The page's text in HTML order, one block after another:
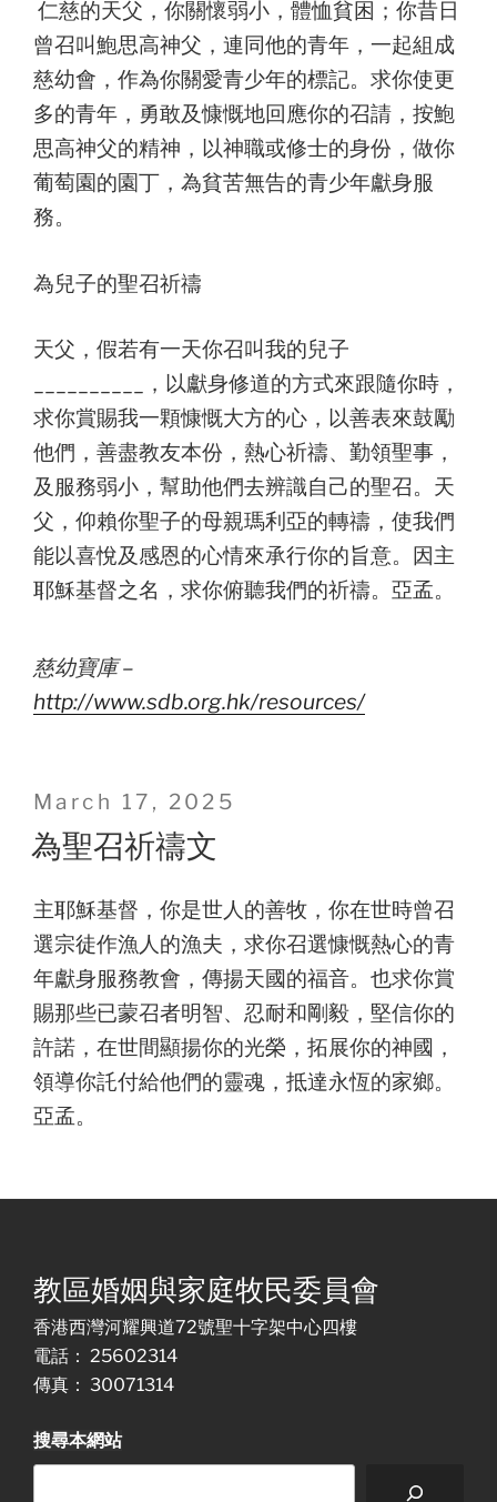
仁慈的天父，你關懷弱小，體恤貧困；你昔日
曾召叫鮑思高神父，連同他的青年，一起組成
慈幼會，作為你關愛青少年的標記。求你使更
多的青年，勇敢及慷慨地回應你的召請，按鮑
思高神父的精神，以神職或修士的身份，做你
葡萄園的園丁，為貧苦無告的青少年獻身服
務。
為兒子的聖召祈禱
天父，假若有一天你召叫我的兒子
__________，以獻身修道的方式來跟隨你時，
求你賞賜我一顆慷慨大方的心，以善表來鼓勵
他們，善盡教友本份，熱心祈禱、勤領聖事，
及服務弱小，幫助他們去辨識自己的聖召。天
父，仰賴你聖子的母親瑪利亞的轉禱，使我們
能以喜悅及感恩的心情來承行你的旨意。因主
耶穌基督之名，求你俯聽我們的祈禱。亞孟。
慈幼寶庫 –
http://www.sdb.org.hk/resources/
Posted
on
March 17, 2025
為聖召祈禱文
主耶穌基督，你是世人的善牧，你在世時曾召
選宗徒作漁人的漁夫，求你召選慷慨熱心的青
年獻身服務教會，傳揚天國的福音。也求你賞
賜那些已蒙召者明智、忍耐和剛毅，堅信你的
許諾，在世間顯揚你的光榮，拓展你的神國，
領導你託付給他們的靈魂，抵達永恆的家鄉。
亞孟。
教區婚姻與家庭牧民委員會
香港西灣河耀興道72號聖十字架中心四樓
電話： 25602314
傳真： 30071314
搜尋本網站